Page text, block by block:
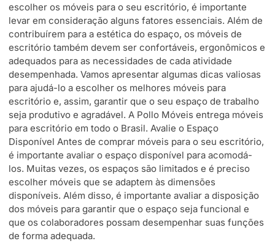
escolher os móveis para o seu escritório, é importante
levar em consideração alguns fatores essenciais. Além de
contribuírem para a estética do espaço, os móveis de
escritório também devem ser confortáveis, ergonômicos e
adequados para as necessidades de cada atividade
desempenhada. Vamos apresentar algumas dicas valiosas
para ajudá-lo a escolher os melhores móveis para
escritório e, assim, garantir que o seu espaço de trabalho
seja produtivo e agradável. A Pollo Móveis entrega móveis
para escritório em todo o Brasil. Avalie o Espaço
Disponível Antes de comprar móveis para o seu escritório,
é importante avaliar o espaço disponível para acomodá-
los. Muitas vezes, os espaços são limitados e é preciso
escolher móveis que se adaptem às dimensões
disponíveis. Além disso, é importante avaliar a disposição
dos móveis para garantir que o espaço seja funcional e
que os colaboradores possam desempenhar suas funções
de forma adequada.